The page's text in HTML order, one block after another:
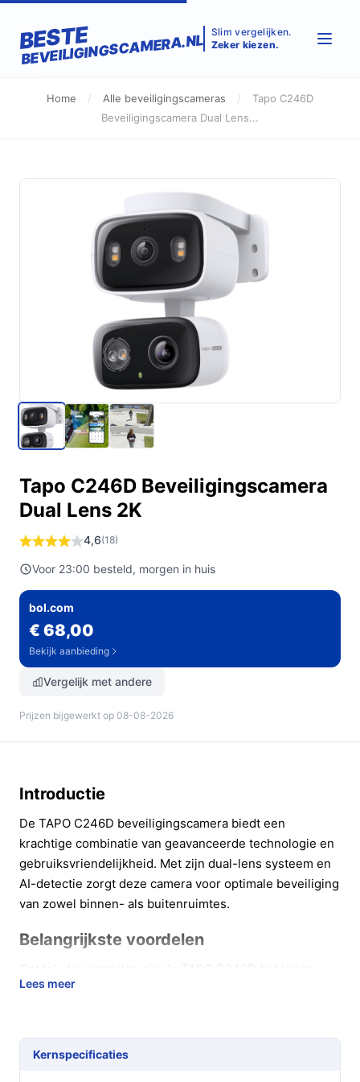
BESTE
BEVEILIGINGSCAMERA.NL Slim vergelijken.
Zeker kiezen.
Home / Alle beveiligingscameras /
Tapo C246D
Beveiligingscamera Dual Lens...
Tapo C246D Beveiligingscamera
Dual Lens 2K
4,6(18)
Voor 23:00 besteld, morgen in huis
bol.com
€ 68,00
Bekijk aanbieding
Vergelijk met andere
Prijzen bijgewerkt op 08-08-2026
Introductie
De TAPO C246D beveiligingscamera biedt een
krachtige combinatie van geavanceerde technologie en
gebruiksvriendelijkheid. Met zijn dual-lens systeem en
AI-detectie zorgt deze camera voor optimale beveiliging
van zowel binnen- als buitenruimtes.
Belangrijkste voordelen
heeft, perfect afgestemd op jouw
Dual-lens technologie: De camera heeft zowel een
groothoek- als een telelens, waardoor je zowel een
Lees meer
Kernspecificaties